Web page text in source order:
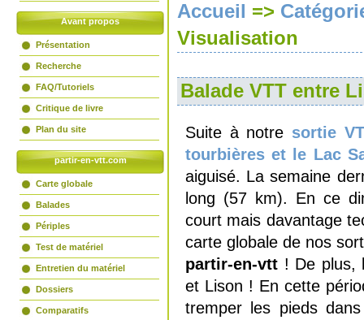
Avant propos
Présentation
Recherche
FAQ/Tutoriels
Critique de livre
Plan du site
partir-en-vtt.com
Carte globale
Balades
Périples
Test de matériel
Entretien du matériel
Dossiers
Comparatifs
Accueil =>
Visualisation
Balade VTT entre
Suite à notre sortie
tourbières et le Lac
aiguisé. La semaine
long (57 km). En ce
court mais davantage
carte globale de nos
partir-en-vtt ! De plus,
et Lison ! En cette
tremper les pieds